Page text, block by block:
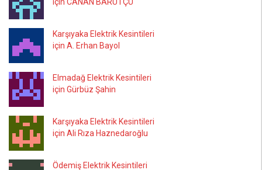
Karşıyaka Elektrik Kesintileri
için A. Erhan Bayol
Elmadağ Elektrik Kesintileri
için Gürbüz Şahin
Karşıyaka Elektrik Kesintileri
için Ali Rıza Haznedaroğlu
Ödemiş Elektrik Kesintileri